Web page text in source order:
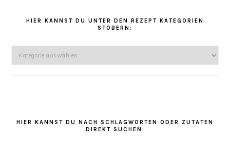
HIER KANNST DU UNTER DEN REZEPT KATEGORIEN
STÖBERN:
Kategorien
HIER KANNST DU NACH SCHLAGWORTEN ODER ZUTATEN
DIREKT SUCHEN: